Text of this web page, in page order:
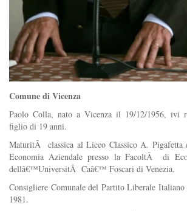
Comune di Vicenza
Paolo Colla, nato a Vicenza il 19/12/1956, ivi
figlio di 19 anni.
MaturitÃ classica al Liceo Classico A. Pigafetta
Economia Aziendale presso la FacoltÃ di
dellâ€™UniversitÃ Caâ€™ Foscari di Venezia.
Consigliere Comunale del Partito Liberale
1981.